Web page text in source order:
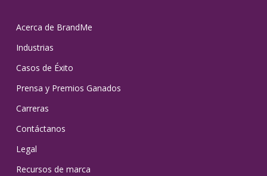
Acerca de BrandMe
Industrias
Casos de Éxito
Prensa y Premios Ganados
Carreras
Contáctanos
Legal
Recursos de marca